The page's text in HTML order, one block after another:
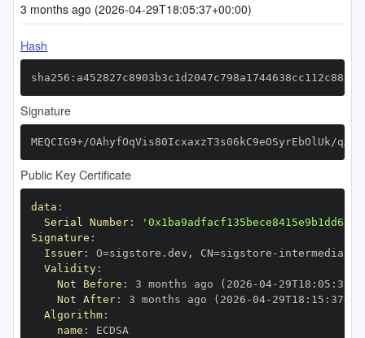
3 months ago (2026-04-29T18:05:37+00:00)
Hash
Signature
MEQCIG9+/OAhyfOqVis80IcxaxzT3s06kC9eOSyrEbOlUk/
Public Key Certificate
data :
Serial Number:
Signature :
Issuer: O=sigstore.dev , CN=sigstore -
Validity:
Not Before : 3 months ago (2026 -04- 29T18 : 05 :
Not After: 3 months ago (2026 -04- 29T18 : 15 : 37+00
Algorithm:
name :